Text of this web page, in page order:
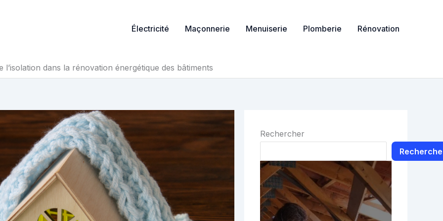
Électricité Maçonnerie Menuiserie Plomberie Rénovation
l’isolation dans la rénovation énergétique des bâtiments
Rechercher